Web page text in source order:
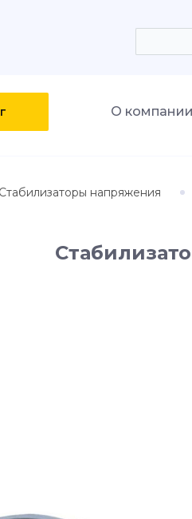
О компании
Стабилизаторы напряжения